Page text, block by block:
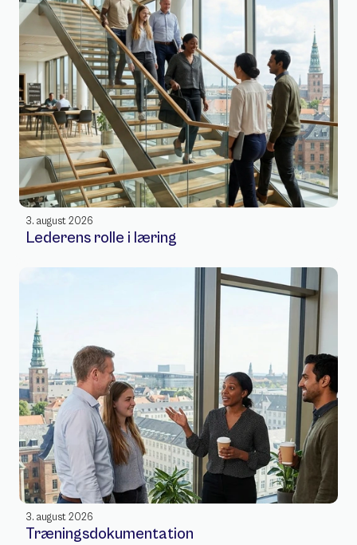
3. august 2026
Lederens rolle i læring
3. august 2026
Træningsdokumentation